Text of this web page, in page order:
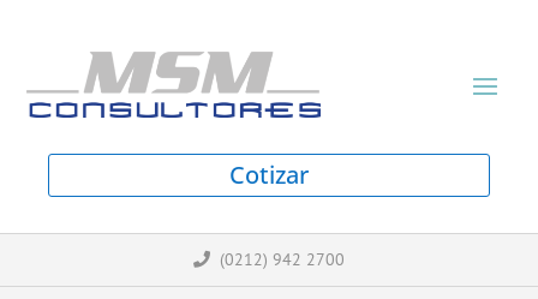
Cotizar
(0212) 942 2700